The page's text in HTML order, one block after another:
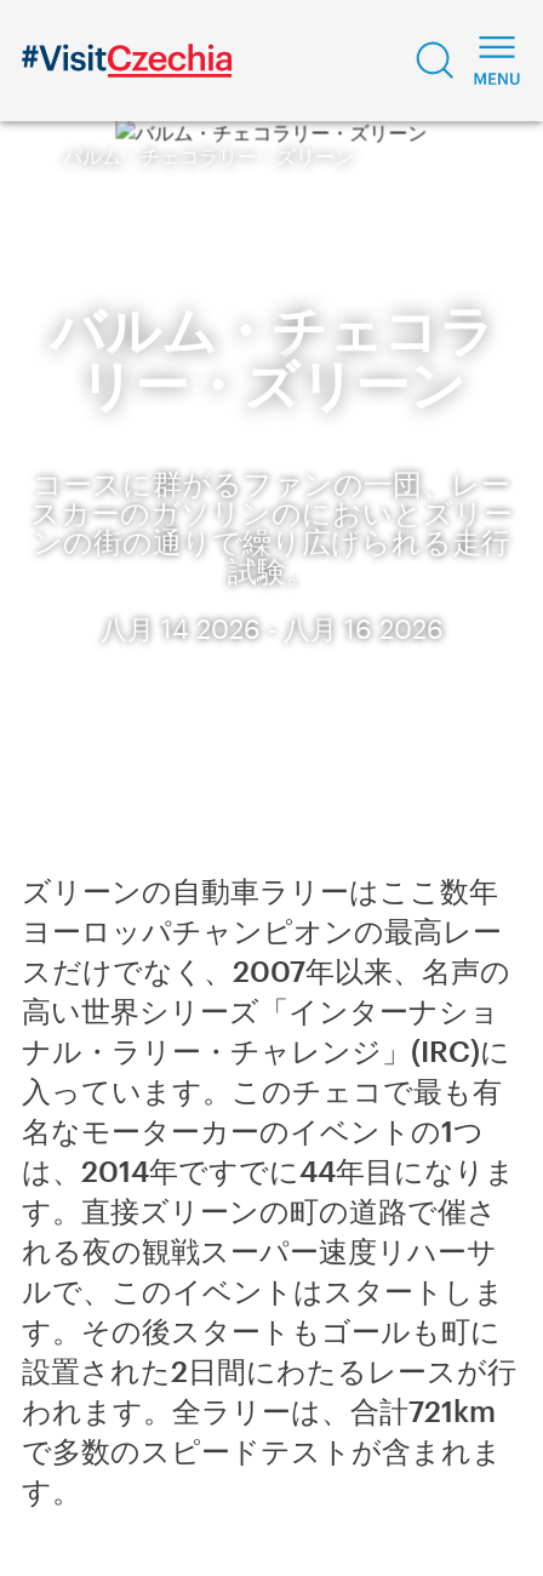
バルム・チェコラリー・ズリーン
バルム・チェコラ
リー・ズリーン
コースに群がるファンの一団、レー
スカーのガソリンのにおいとズリー
ンの街の通りで繰り広げられる走行
試験。
八月 14 2026 - 八月 16 2026
ズリーンの自動車ラリーはここ数年
ヨーロッパチャンピオンの最高レー
スだけでなく、2007年以来、名声の
高い世界シリーズ「インターナショ
ナル・ラリー・チャレンジ」(IRC)に
入っています。このチェコで最も有
名なモーターカーのイベントの1つ
は、2014年ですでに44年目になりま
す。直接ズリーンの町の道路で催さ
れる夜の観戦スーパー速度リハーサ
ルで、このイベントはスタートしま
す。その後スタートもゴールも町に
設置された2日間にわたるレースが行
われます。全ラリーは、合計721km
で多数のスピードテストが含まれま
す。